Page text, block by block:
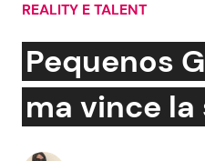
Social News
REALITY E TALENT
Pequenos
ma vince